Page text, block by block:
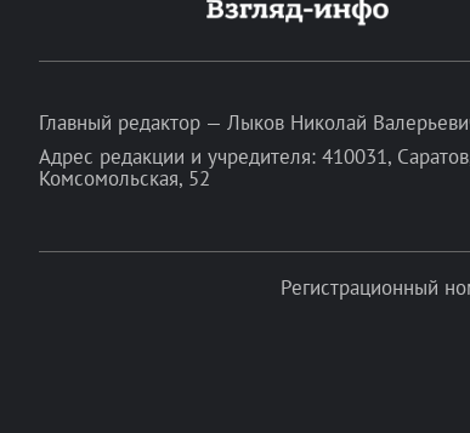
Главный редактор — Лыков Николай
Адрес редакции и учредителя: 410031,
Комсомольская, 52
Регистрационный